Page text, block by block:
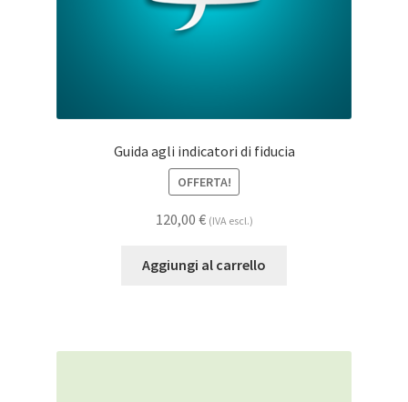
Guida agli indicatori di fiducia
OFFERTA!
120,00 € (IVA escl.)
Aggiungi al carrello